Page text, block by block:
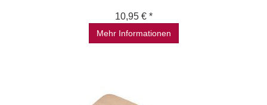
10,95 € *
Mehr Informationen